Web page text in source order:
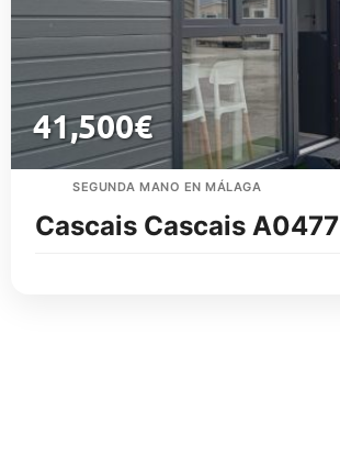
41,500€
SEGUNDA MANO EN MÁLAGA
Cascais Cascais A0477